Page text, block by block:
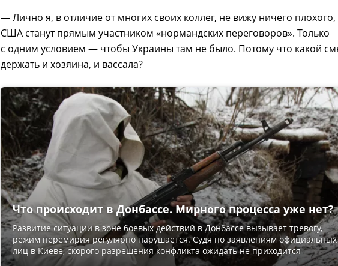
— Лично я, в отличие от многих своих коллег, не вижу ничего плохого,
США станут прямым участником «нормандских переговоров». Только
с одним условием — чтобы Украины там не было. Потому что какой
держать и хозяина, и вассала?
Что происходит в Донбассе. Мирного процесса уже нет?
Развитие ситуации в зоне боевых действий в Донбассе вызывает тревогу,
режим перемирия регулярно нарушается. Судя по заявлениям официальных
лиц в Киеве, скорого разрешения конфликта ожидать не приходится